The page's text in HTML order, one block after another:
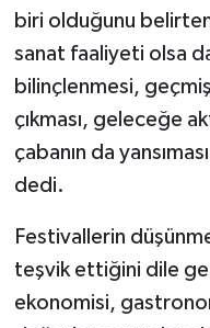
biri olduğunu
sanat faaliyeti olsa
bilinçlenmesi,
çıkması, geleceğe
çabanın da
dedi.
Festivallerin
teşvik ettiğini dile
ekonomisi,